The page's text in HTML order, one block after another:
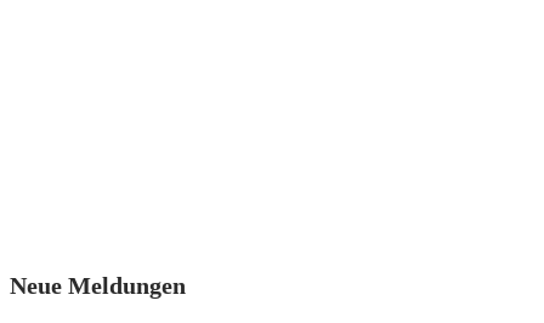
Neue Meldungen